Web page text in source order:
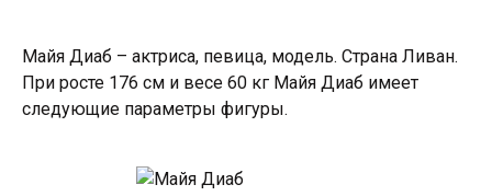
Майя Диаб – актриса, певица, модель. Страна Ливан.
При росте 176 см и весе 60 кг Майя Диаб имеет
следующие параметры фигуры.